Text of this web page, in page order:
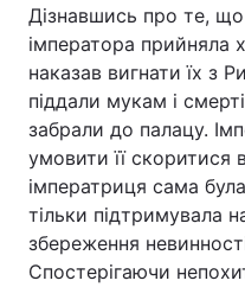
Здоров'я
Цікавинки
Екологія
Лонгріди
Відео з Youtube
Дізнавшись про те, що
імператора прийняла
наказав вигнати їх з
піддали мукам і
забрали до палацу.
умовити її скоритися
імператриця сама
тільки підтримувала
збереження
Спостерігаючи